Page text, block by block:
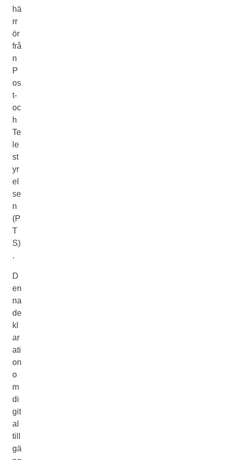
hä
rr
ör
frå
n
P
os
t-
oc
h
Te
le
st
yr
el
se
n
(P
T
S)
.
D
en
na
de
kl
ar
ati
on
o
m
di
git
al
till
gä